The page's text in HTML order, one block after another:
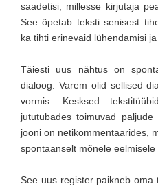
saadetisi, millesse kirjutaja
See õpetab teksti senisest
ka tihti erinevaid lühendamisi ja
Täiesti uus nähtus on
dialoog. Varem olid sellised
vormis. Kesksed
jututubades toimuvad
jooni on netikommentaarides,
spontaanselt mõnele eelmisele
See uus register paikneb oma